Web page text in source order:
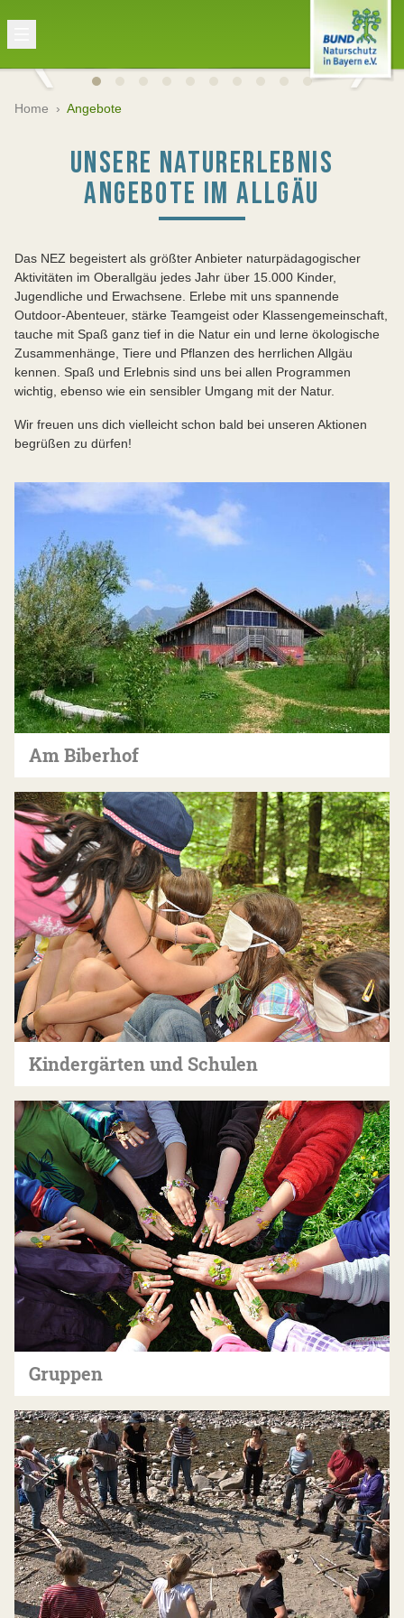
Home › Angebote
UNSERE NATURERLEBNIS
ANGEBOTE IM ALLGÄU
Das NEZ begeistert als größter Anbieter naturpädagogischer
Aktivitäten im Oberallgäu jedes Jahr über 15.000 Kinder,
Jugendliche und Erwachsene. Erlebe mit uns spannende
Outdoor-Abenteuer, stärke Teamgeist oder Klassengemeinschaft,
tauche mit Spaß ganz tief in die Natur ein und lerne ökologische
Zusammenhänge, Tiere und Pflanzen des herrlichen Allgäu
kennen. Spaß und Erlebnis sind uns bei allen Programmen
wichtig, ebenso wie ein sensibler Umgang mit der Natur.
Wir freuen uns dich vielleicht schon bald bei unseren Aktionen
begrüßen zu dürfen!
Am Biberhof
Kindergärten und Schulen
Gruppen